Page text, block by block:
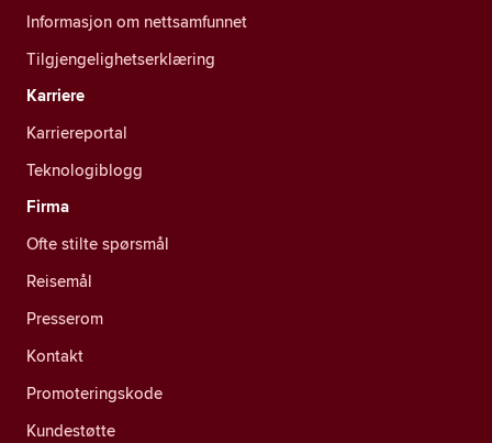
Informasjon om nettsamfunnet
Tilgjengelighetserklæring
Karriere
Karriereportal
Teknologiblogg
Firma
Ofte stilte spørsmål
Reisemål
Presserom
Kontakt
Promoteringskode
Kundestøtte